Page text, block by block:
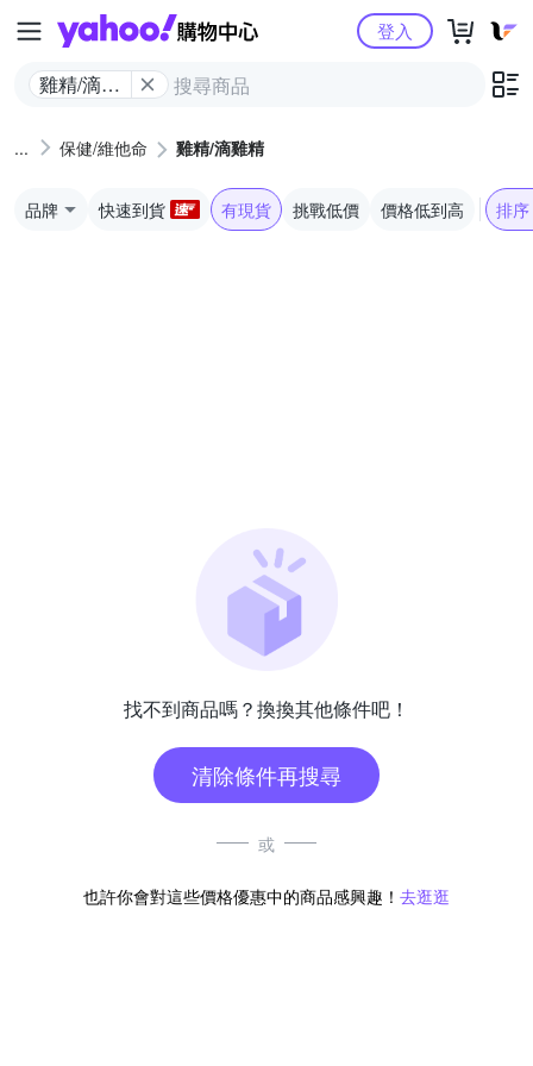
Yahoo購物中心
雞精/滴雞
登入
保健/維他命 雞精/滴雞精
品牌 快速到貨 有現貨 挑戰低價 價格低到高 排序
找不到商品嗎？換換其他條件吧！
清除條件再搜尋
或
也許你會對這些價格優惠中的商品感興趣！ 去逛逛